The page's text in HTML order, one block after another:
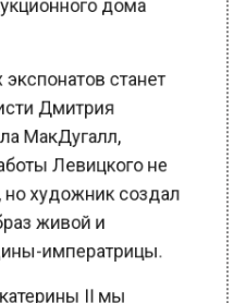
Дмитрия
МакДугалл,
Левицкого не
художник создал
живой и
императрицы.
II мы